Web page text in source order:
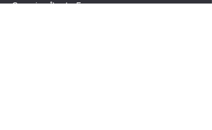
Camping Île-de-France